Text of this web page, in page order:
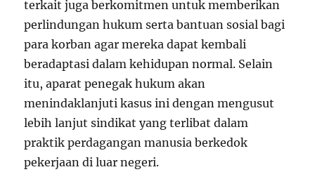
terkait juga berkomitmen untuk memberikan
perlindungan hukum serta bantuan sosial bagi
para korban agar mereka dapat kembali
beradaptasi dalam kehidupan normal. Selain
itu, aparat penegak hukum akan
menindaklanjuti kasus ini dengan mengusut
lebih lanjut sindikat yang terlibat dalam
praktik perdagangan manusia berkedok
pekerjaan di luar negeri.